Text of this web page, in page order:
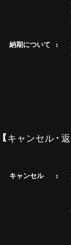
納期について
【キャンセル・
キャンセル